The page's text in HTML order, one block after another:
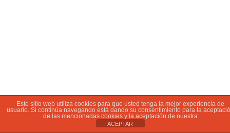
Este sitio web utiliza cookies para que usted tenga la mejor experiencia de
usuario. Si continúa navegando está dando su consentimiento para la
de las mencionadas cookies y la aceptación de nuestra
ACEPTAR